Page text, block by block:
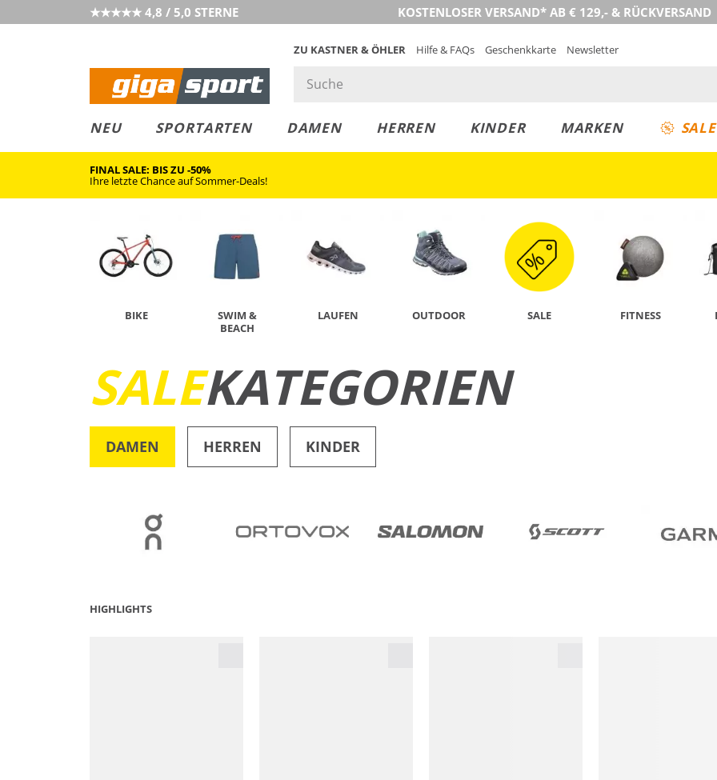
★★★★★ 4,8 / 5,0 STERNE KOSTENLOSER VERSAND* AB € 129,- & RÜCKVERSAND
ZU KASTNER & ÖHLER Hilfe & FAQs Geschenkkarte Newsletter
NEU SPORTARTEN DAMEN HERREN KINDER MARKEN SALE
FINAL SALE: BIS ZU -50%
Ihre letzte Chance auf Sommer-Deals!
JETZT ENTDECKEN
BIKE
SWIM &
BEACH
LAUFEN OUTDOOR SALE FITNESS
SALEKATEGORIEN
DAMEN HERREN KINDER
HIGHLIGHTS